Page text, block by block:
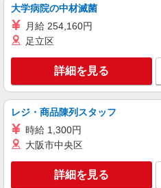
大学病院の中材滅菌
月給 254,160円
足立区
詳細を見る
レジ・商品陳列スタッフ
時給 1,300円
大阪市中央区
詳細を見る